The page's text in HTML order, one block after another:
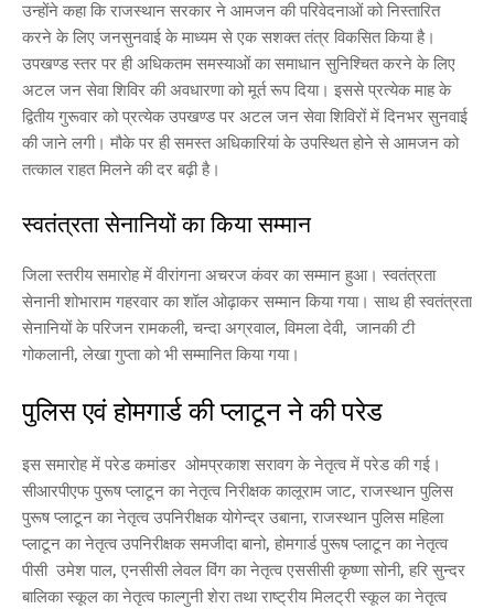
उन्होंने कहा कि राजस्थान सरकार ने आमजन की परिवेदनाओं को निस्तारित
करने के लिए जनसुनवाई के माध्यम से एक सशक्त तंत्र विकसित किया है।
उपखण्ड स्तर पर ही अधिकतम समस्याओं का समाधान सुनिश्चित करने के लिए
अटल जन सेवा शिविर की अवधारणा को मूर्त रूप दिया। इससे प्रत्येक माह के
द्वितीय गुरूवार को प्रत्येक उपखण्ड पर अटल जन सेवा शिविरों में दिनभर सुनवाई
की जाने लगी। मौके पर ही समस्त अधिकारियां के उपस्थित होने से आमजन को
तत्काल राहत मिलने की दर बढ़ी है।
स्वतंत्रता सेनानियों का किया सम्मान
जिला स्तरीय समारोह में वीरांगना अचरज कंवर का सम्मान हुआ। स्वतंत्रता
सेनानी शोभाराम गहरवार का शॉल ओढ़ाकर सम्मान किया गया। साथ ही स्वतंत्रता
सेनानियों के परिजन रामकली, चन्दा अग्रवाल, विमला देवी, जानकी टी
गोकलानी, लेखा गुप्ता को भी सम्मानित किया गया।
पुलिस एवं होमगार्ड की प्लाटून ने की परेड
इस समारोह में परेड कमांडर ओमप्रकाश सरावग के नेतृत्व में परेड की गई।
सीआरपीएफ पुरूष प्लाटून का नेतृत्व निरीक्षक कालूराम जाट, राजस्थान पुलिस
पुरूष प्लाटून का नेतृत्व उपनिरीक्षक योगेन्द्र उबाना, राजस्थान पुलिस महिला
प्लाटून का नेतृत्व उपनिरीक्षक समजीदा बानो, होमगार्ड पुरूष प्लाटून का नेतृत्व
पीसी उमेश पाल, एनसीसी लेवल विंग का नेतृत्व एससीसी कृष्णा सोनी, हरि सुन्दर
बालिका स्कूल का नेतृत्व फाल्गुनी शेरा तथा राष्ट्रीय मिलट्री स्कूल का नेतृत्व